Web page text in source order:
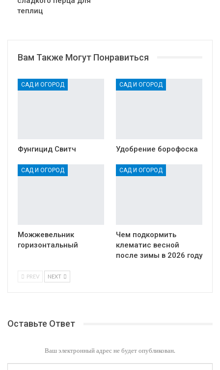
теплиц
Вам Также Могут Понравиться
САД И ОГОРОД
Фунгицид Свитч
САД И ОГОРОД
Удобрение борофоска
САД И ОГОРОД
Можжевельник
горизонтальный
САД И ОГОРОД
Чем подкормить
клематис весной
после зимы в 2026 году
PREV NEXT
Оставьте Ответ
Ваш электронный адрес не будет опубликован.